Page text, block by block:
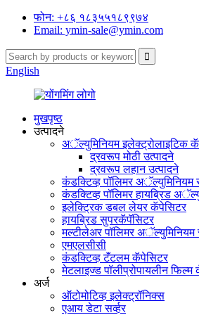
फोन: +८६ १८३५५१८९९७४
Email: ymin-sale@ymin.com
English
मुखपृष्ठ
उत्पादने
अॅल्युमिनियम इलेक्ट्रोलाइटिक
द्रवरूप मोठी उत्पादने
द्रवरूप लहान उत्पादने
कंडक्टिव्ह पॉलिमर अॅल्युमिनियम
कंडक्टिव्ह पॉलिमर हायब्रिड
इलेक्ट्रिक डबल लेयर कॅपेसिटर
हायब्रिड सुपरकॅपॅसिटर
मल्टीलेअर पॉलिमर अॅल्युमिनियम
एमएलसीसी
कंडक्टिव्ह टॅंटलम कॅपेसिटर
मेटलाइज्ड पॉलीप्रोपायलीन फिल्म
अर्ज
ऑटोमोटिव्ह इलेक्ट्रॉनिक्स
एआय डेटा सर्व्हर